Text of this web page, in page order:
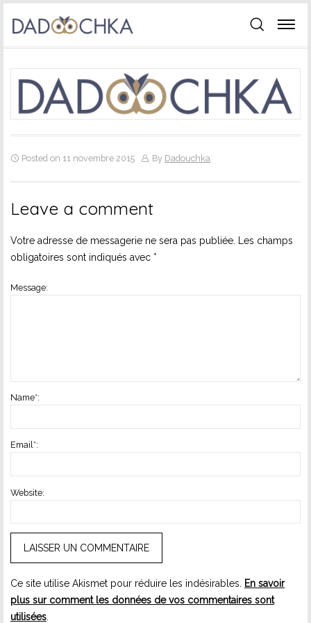
Posted on 11 novembre 2015 By Dadouchka
Leave a comment
Votre adresse de messagerie ne sera pas publiée.
Les champs
obligatoires sont indiqués avec *
Message:
Name*:
Email*:
Website:
Ce site utilise Akismet pour réduire les indésirables.
En savoir
plus sur comment les données de vos commentaires sont
utilisées